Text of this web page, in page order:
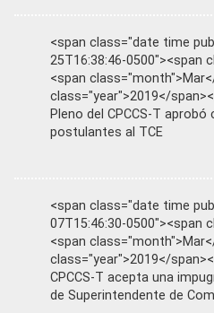
<span class="date time
25T16:38:46-0500"><span
<span
class="year">2019</
Pleno del CPCCS-T
postulantes al TCE
<span class="date time
07T15:46:30-0500"><span
<span
class="year">2019</
CPCCS-T acepta una
de Superintendente de